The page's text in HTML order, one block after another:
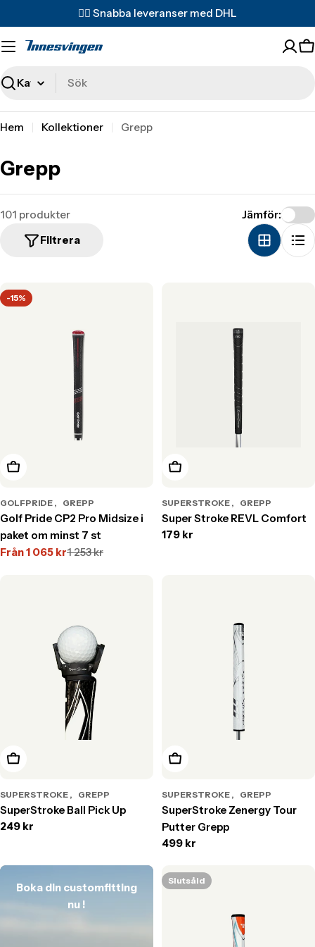
missing:
sv.accessibility.skip_to_text
✌🏼 Snabba leveranser med DHL
Sök
Hem Kollektioner Grepp
Grepp
101 produkter
Filtrera
Jämför:
-15%
Välj alternativ
GOLFPRIDE GREPP
Golf Pride CP2 Pro Midsize i
paket om minst 7 st
Translation
Från1 065 kr
Translation 1 253 kr
Välj alternativ
SUPERSTROKE GREPP
Super Stroke REVL Comfort
Translation
179 kr
Lägg till i varukorg
SUPERSTROKE GREPP
SuperStroke Ball Pick Up
Translation
249 kr
Välj alternativ
SUPERSTROKE GREPP
SuperStroke Zenergy Tour
Putter Grepp
Translation
499 kr
Boka din customfitting
nu !
Slutsåld